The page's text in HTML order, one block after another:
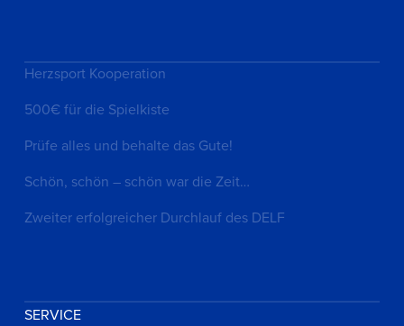
Herzsport Kooperation
500€ für die Spielkiste
Prüfe alles und behalte das Gute!
Schön, schön – schön war die Zeit…
Zweiter erfolgreicher Durchlauf des DELF
SERVICE